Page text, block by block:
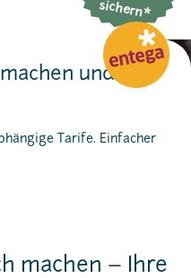
und
Tarife. Einfacher
sichern*
machen – Ihre